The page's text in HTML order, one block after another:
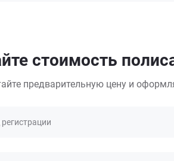
стоимость
предварительную цену и